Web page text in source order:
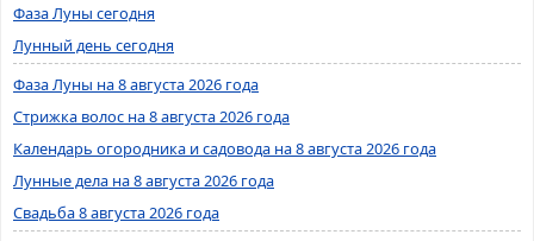
Фаза Луны сегодня
Лунный день сегодня
Фаза Луны на 8 августа 2026 года
Стрижка волос на 8 августа 2026 года
Календарь огородника и садовода на 8 августа 2026 года
Лунные дела на 8 августа 2026 года
Свадьба 8 августа 2026 года